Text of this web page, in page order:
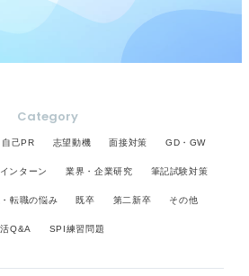
Category
自己PR 志望動機 面接対策 GD・GW
インターン 業界・企業研究 筆記試験対策
転職の悩み 既卒 第二新卒 その他
Q&A SPI練習問題